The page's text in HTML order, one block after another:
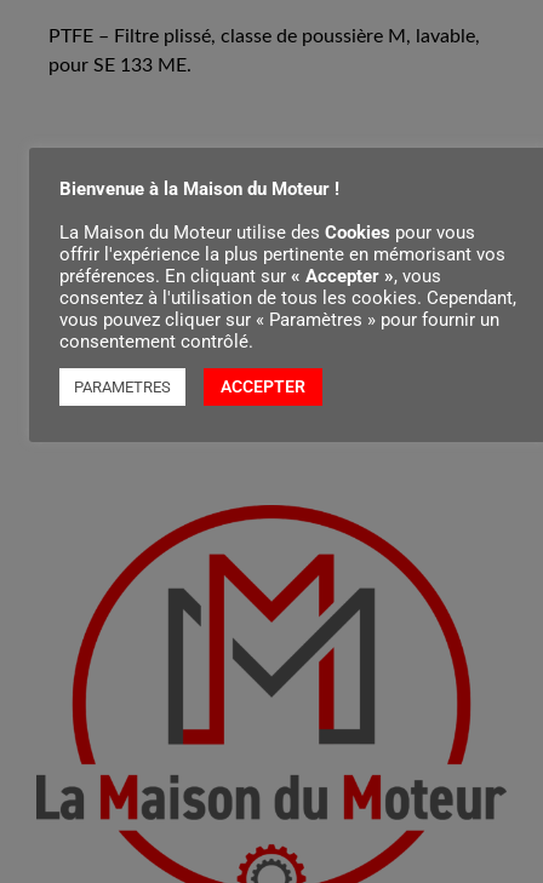
PTFE – Filtre plissé, classe de poussière M, lavable,
pour SE 133 ME.
Contenu par
Bienvenue à la Maison du Moteur !
La Maison du Moteur utilise des Cookies pour vous
offrir l'expérience la plus pertinente en mémorisant vos
préférences. En cliquant sur « Accepter », vous
consentez à l'utilisation de tous les cookies. Cependant,
vous pouvez cliquer sur « Paramètres » pour fournir un
consentement contrôlé.
PARAMETRES ACCEPTER